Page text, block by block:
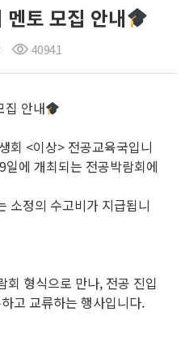
토 모집 안내
40941
집 안내
회 <이상> 전공교육국입니
에 개최되는 전공박람회에
소정의 수고비가 지급됩니
형식으로 만나, 전공 진입
고 교류하는 행사입니다.